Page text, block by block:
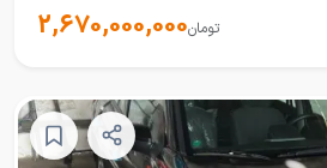
2,670,000,000تومان